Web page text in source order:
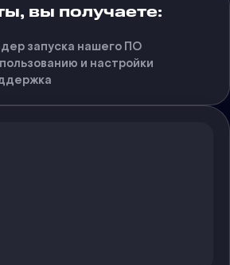
вы получаете:
запуска нашего ПО
и настройки